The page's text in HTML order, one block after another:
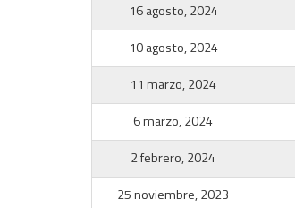
16 agosto, 2024
10 agosto, 2024
11 marzo, 2024
6 marzo, 2024
2 febrero, 2024
25 noviembre, 2023